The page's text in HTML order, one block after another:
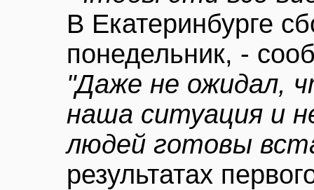
В Екатеринбурге
понедельник, -
"Даже не ожидал,
наша ситуация и
людей готовы
результатах